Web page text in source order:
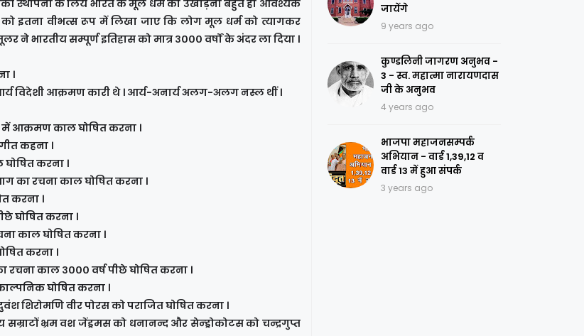
स्थापना के लिये भारत के मूल धर्म को उखाड़ना बहुत ही आवश्यक
इतना वीभत्स रूप में लिखा जाए कि लोग मूल धर्म को त्यागकर
ने भारतीय सम्पूर्ण इतिहास को मात्र ३००० वर्षों के अंदर ला दिया ।
।
विदेशी आक्रमण कारी थे । आर्य-अनार्य अलग-अलग नस्ल थीं ।
में आक्रमण काल घोषित करना ।
कहना ।
करना ।
का रचना काल घोषित करना ।
करना ।
घोषित करना ।
काल घोषित करना ।
करना ।
रचना काल ३००० वर्ष पीछे घोषित करना ।
घोषित करना ।
शिरोमणि वीर पोरस को पराजित घोषित करना ।
भ्रम वश जेंड्रमस को धनानन्द और सेन्ड्रोकोटस को चन्द्रगुप्त
जायेंगे
9 years ago
कुण्डलिनी जागरण अनुभव -
3 - स्व. महात्मा नारायणदास
जी के अनुभव
4 years ago
भाजपा महाजनसम्पर्क
अभियान - वार्ड 1,39,12 व
वार्ड 13 में हुआ संपर्क
3 years ago